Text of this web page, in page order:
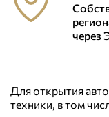
через
Для открытия
техники, в том